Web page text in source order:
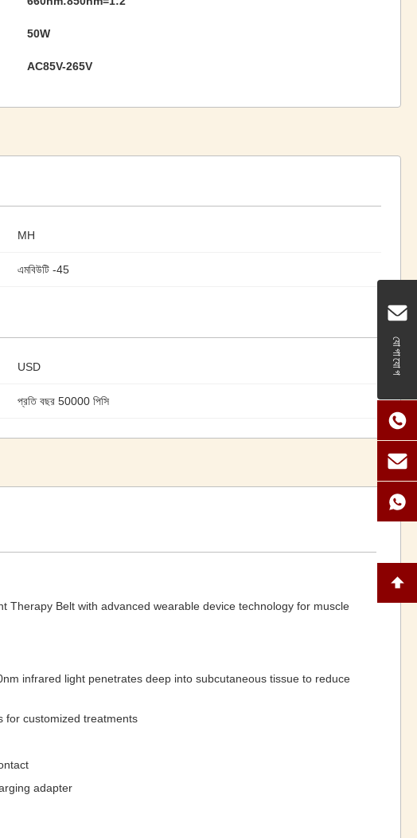
যোগাযোগ
50W
AC85V-265V
MH
এমবিউটি -45
USD
প্রতি বছর 50000 পিসি
Belt with advanced wearable device technology for muscle
infrared light penetrates deep into subcutaneous tissue to reduce
for customized treatments
adapter